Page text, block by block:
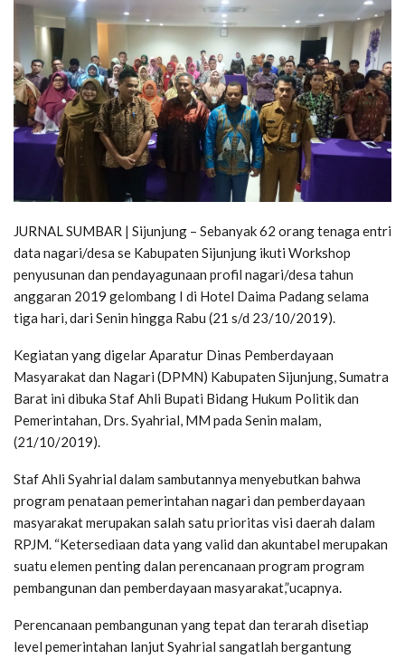
JURNAL SUMBAR | Sijunjung – Sebanyak 62 orang tenaga entri
data nagari/desa se Kabupaten Sijunjung ikuti Workshop
penyusunan dan pendayagunaan profil nagari/desa tahun
anggaran 2019 gelombang I di Hotel Daima Padang selama
tiga hari, dari Senin hingga Rabu (21 s/d 23/10/2019).
Kegiatan yang digelar Aparatur Dinas Pemberdayaan
Masyarakat dan Nagari (DPMN) Kabupaten Sijunjung, Sumatra
Barat ini dibuka Staf Ahli Bupati Bidang Hukum Politik dan
Pemerintahan, Drs. Syahrial, MM pada Senin malam,
(21/10/2019).
Staf Ahli Syahrial dalam sambutannya menyebutkan bahwa
program penataan pemerintahan nagari dan pemberdayaan
masyarakat merupakan salah satu prioritas visi daerah dalam
RPJM. “Ketersediaan data yang valid dan akuntabel merupakan
suatu elemen penting dalan perencanaan program program
pembangunan dan pemberdayaan masyarakat,”ucapnya.
Perencanaan pembangunan yang tepat dan terarah disetiap
level pemerintahan lanjut Syahrial sangatlah bergantung